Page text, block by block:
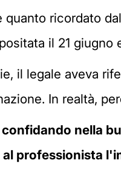
quanto ricordato
il 21 giugno
il legale aveva
In realtà,
nella
al professionista